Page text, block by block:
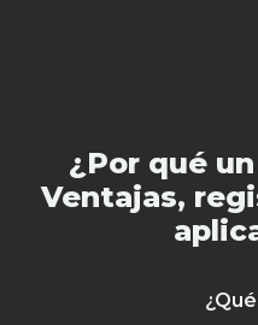
¿Por qué
Ventajas,